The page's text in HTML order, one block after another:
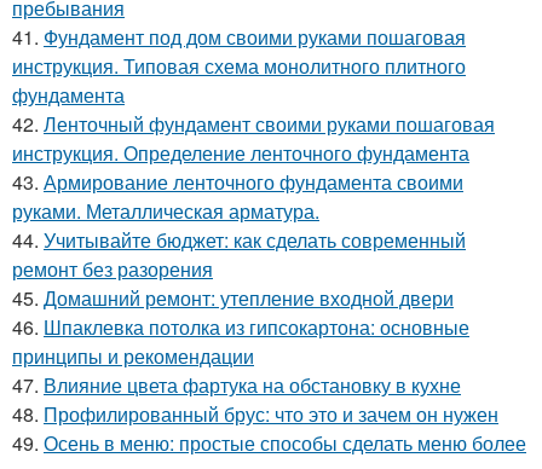
пребывания
41. Фундамент под дом своими руками пошаговая
инструкция. Типовая схема монолитного плитного
фундамента
42. Ленточный фундамент своими руками пошаговая
инструкция. Определение ленточного фундамента
43. Армирование ленточного фундамента своими
руками. Металлическая арматура.
44. Учитывайте бюджет: как сделать современный
ремонт без разорения
45. Домашний ремонт: утепление входной двери
46. Шпаклевка потолка из гипсокартона: основные
принципы и рекомендации
47. Влияние цвета фартука на обстановку в кухне
48. Профилированный брус: что это и зачем он нужен
49. Осень в меню: простые способы сделать меню более